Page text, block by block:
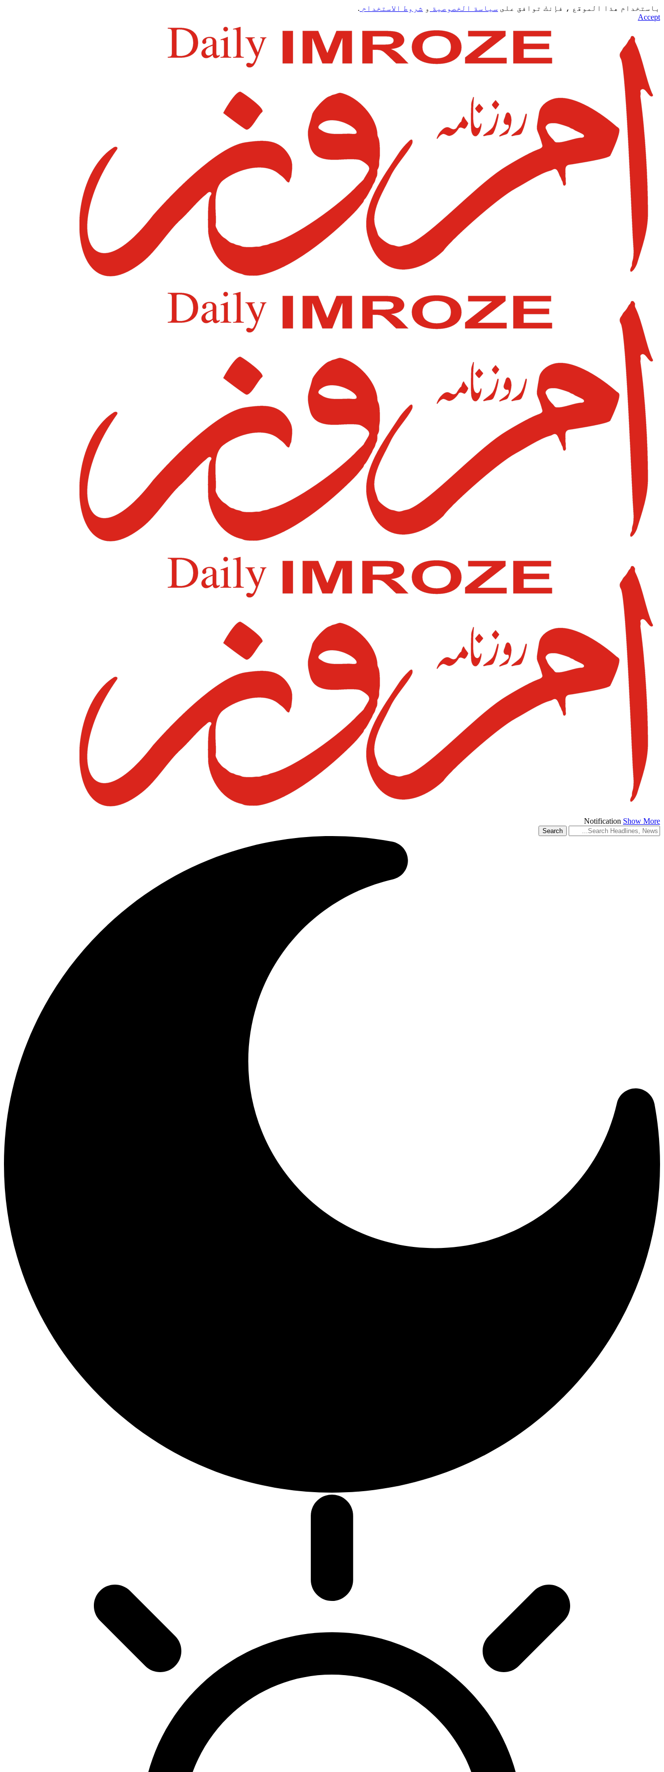
باستخدام هذا الموقع ، فإنك توافق على سياسة الخصوصية و شروط الاستخدام .
Accept
Notification Show More